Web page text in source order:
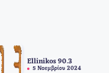
Ellinikos 90.3
5 Νοεμβρίου 2024